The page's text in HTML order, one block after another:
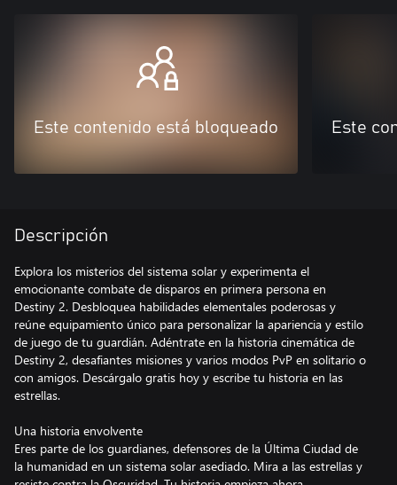
Este contenido está bloqueado Este
Descripción
Explora los misterios del sistema solar y experimenta el
emocionante combate de disparos en primera persona en
Destiny 2. Desbloquea habilidades elementales poderosas y
reúne equipamiento único para personalizar la apariencia y estilo
de juego de tu guardián. Adéntrate en la historia cinemática de
Destiny 2, desafiantes misiones y varios modos PvP en solitario o
con amigos. Descárgalo gratis hoy y escribe tu historia en las
estrellas.
Una historia envolvente
Eres parte de los guardianes, defensores de la Última Ciudad de
la humanidad en un sistema solar asediado. Mira a las estrellas y